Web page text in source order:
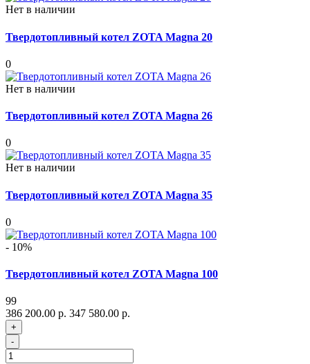
Нет в наличии
Твердотопливный котел ZOTA Magna 20
0
Нет в наличии
Твердотопливный котел ZOTA Magna 26
0
Нет в наличии
Твердотопливный котел ZOTA Magna 35
0
- 10%
Твердотопливный котел ZOTA Magna 100
99
386 200.00 р. 347 580.00 р.
+
-